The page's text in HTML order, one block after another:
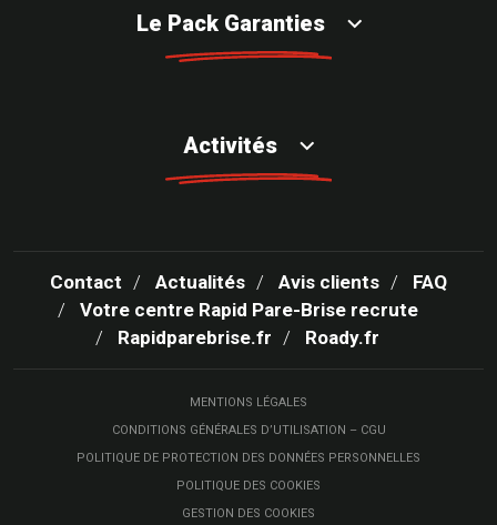
Le Pack Garanties
Activités
Contact Actualités Avis clients
FAQ
Votre centre Rapid Pare-Brise recrute
Rapidparebrise.fr
Roady.fr
MENTIONS LÉGALES
CONDITIONS GÉNÉRALES D’UTILISATION – CGU
POLITIQUE DE PROTECTION DES DONNÉES PERSONNELLES
POLITIQUE DES COOKIES
GESTION DES COOKIES